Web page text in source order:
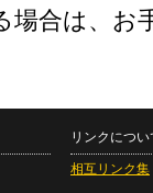
場合は、お
リンクについ
相互リンク集